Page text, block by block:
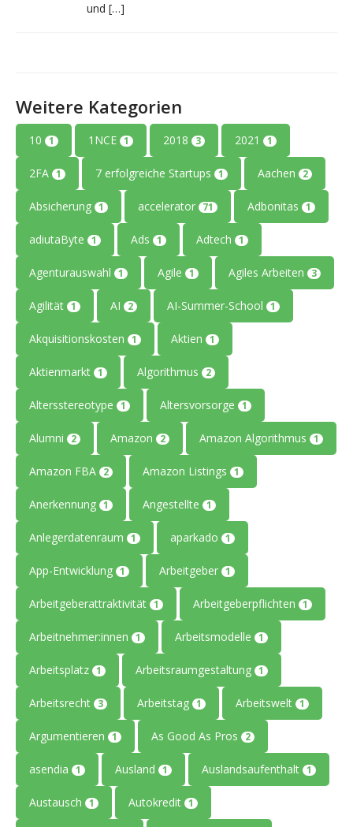
und […]
Weitere Kategorien
10 1 1NCE 1 2018 3 2021 1
2FA 1 7 erfolgreiche Startups 1 Aachen 2
Absicherung 1 accelerator 71 Adbonitas 1
adiutaByte 1 Ads 1 Adtech 1
Agenturauswahl 1 Agile 1 Agiles Arbeiten 3
Agilität 1 AI 2 AI-Summer-School 1
Akquisitionskosten 1 Aktien 1
Aktienmarkt 1 Algorithmus 2
Altersstereotype 1 Altersvorsorge 1
Alumni 2 Amazon 2 Amazon Algorithmus 1
Amazon FBA 2 Amazon Listings 1
Anerkennung 1 Angestellte 1
Anlegerdatenraum 1 aparkado 1
App-Entwicklung 1 Arbeitgeber 1
Arbeitgeberattraktivität 1 Arbeitgeberpflichten 1
Arbeitnehmer:innen 1 Arbeitsmodelle 1
Arbeitsplatz 1 Arbeitsraumgestaltung 1
Arbeitsrecht 3 Arbeitstag 1 Arbeitswelt 1
Argumentieren 1 As Good As Pros 2
asendia 1 Ausland 1 Auslandsaufenthalt 1
Austausch 1 Autokredit 1